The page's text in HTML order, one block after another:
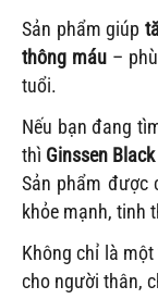
Sản phẩm giúp
thông máu –
tuổi.
Nếu bạn đang
thì Ginssen
Sản phẩm được
khỏe mạnh, tinh
Không chỉ là một
cho người thân,